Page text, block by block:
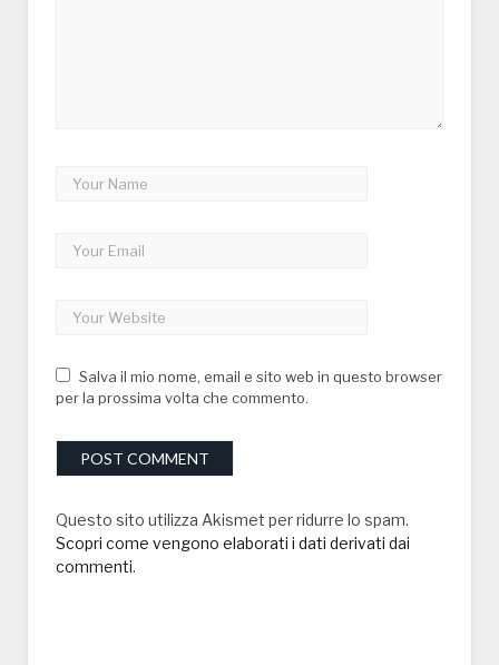
Salva il mio nome, email e sito web in questo browser
per la prossima volta che commento.
Questo sito utilizza Akismet per ridurre lo spam.
Scopri come vengono elaborati i dati derivati dai
commenti.